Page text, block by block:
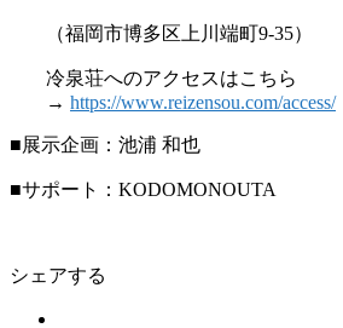
（福岡市博多区上川端町9-35）
冷泉荘へのアクセスはこちら
→ https://www.reizensou.com/access/
■展示企画：池浦 和也
■サポート：KODOMONOUTA
シェアする